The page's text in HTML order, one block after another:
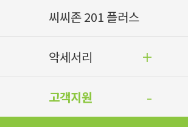
씨씨존 201 플러스
악세서리
고객지원